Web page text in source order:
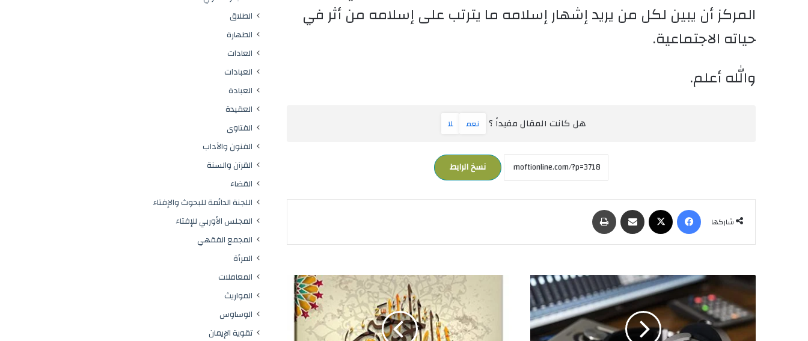
المركز أن يبين لكل من يريد إشهار إسلامه ما يترتب على إسلامه من أثر في
حياته الاجتماعية.
والله أعلم.
هل كانت المقال مفيداً ؟ نعم لا
نسخ الرابط
شاركها
ح
ك
م
س
الطلاق
الطهارة
العادات
العبادات
العبادة
العقيدة
الفتاوى
الفنون والآداب
القرآن والسنة
القضاء
اللجنة الدائمة للبحوث والإفتاء
المجلس الأوربي للإفتاء
المجمع الفقهي
المرأة
المعاملات
المواريث
الوساوس
تقوية الإيمان